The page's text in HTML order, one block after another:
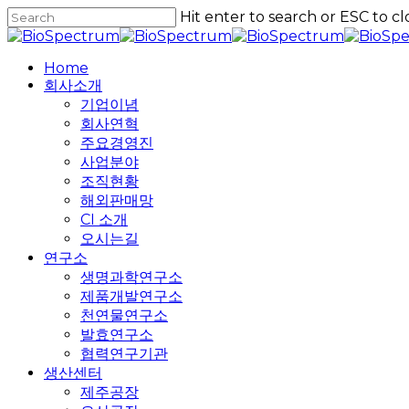
Skip
to
content
Hit enter to search or ESC to
Close
Home
회사소개
기업이념
회사연혁
주요경영진
사업분야
조직현황
해외판매망
CI 소개
오시는길
연구소
생명과학연구소
제품개발연구소
천연물연구소
발효연구소
협력연구기관
생산센터
제주공장